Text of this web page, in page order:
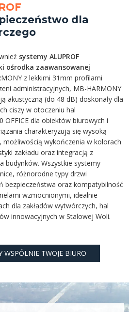
dla
systemy ALUPROF
ośrodka zaawansowanej
z lekkimi 31mm profilami
administracyjnych, MB-HARMONY
akustyczną (do 48 dB) doskonały dla
ciszy w otoczeniu hal
OFFICE dla obiektów biurowych i
charakteryzują się wysoką
możliwością wykończenia w kolorach
zakładu oraz integracją z
budynków. Wszystkie systemy
różnorodne typy drzwi
bezpieczeństwa oraz kompatybilność
wzmocnionymi, idealnie
dla zakładów wytwórczych, hal
innowacyjnych w Stalowej Woli.
WSPÓLNIE TWOJE BIURO